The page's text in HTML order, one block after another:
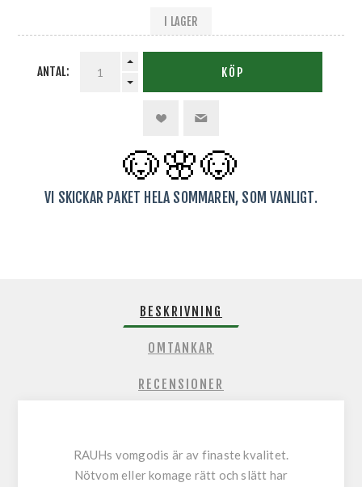
I LAGER
ANTAL: KÖP
🐶🌸🐶
VI SKICKAR PAKET HELA SOMMAREN, SOM VANLIGT.
BESKRIVNING
OMTANKAR
RECENSIONER
RAUHs vomgodis är av finaste kvalitet.
Nötvom eller komage rätt och slätt har